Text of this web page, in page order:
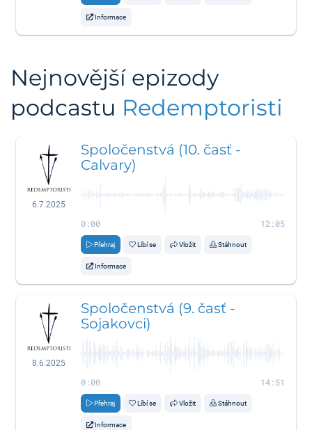
Informace
Nejnovější epizody
podcastu Redemptoristi
6.7.2025
Spoločenstvá (10. časť -
Calvary)
0:00 12:05
Přehraj Líbí se Vložit Stáhnout
Informace
8.6.2025
Spoločenstvá (9. časť -
Sojakovci)
0:00 14:51
Přehraj Líbí se Vložit Stáhnout
Informace